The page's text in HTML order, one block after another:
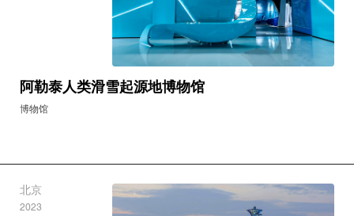
阿勒泰人类滑雪起源地博物馆
博物馆
北京
2023